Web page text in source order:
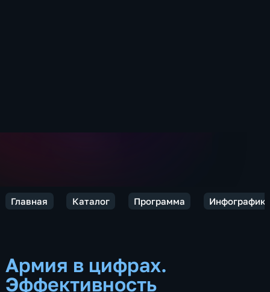
Главная Каталог Программа
Армия в цифрах.
Эффективность